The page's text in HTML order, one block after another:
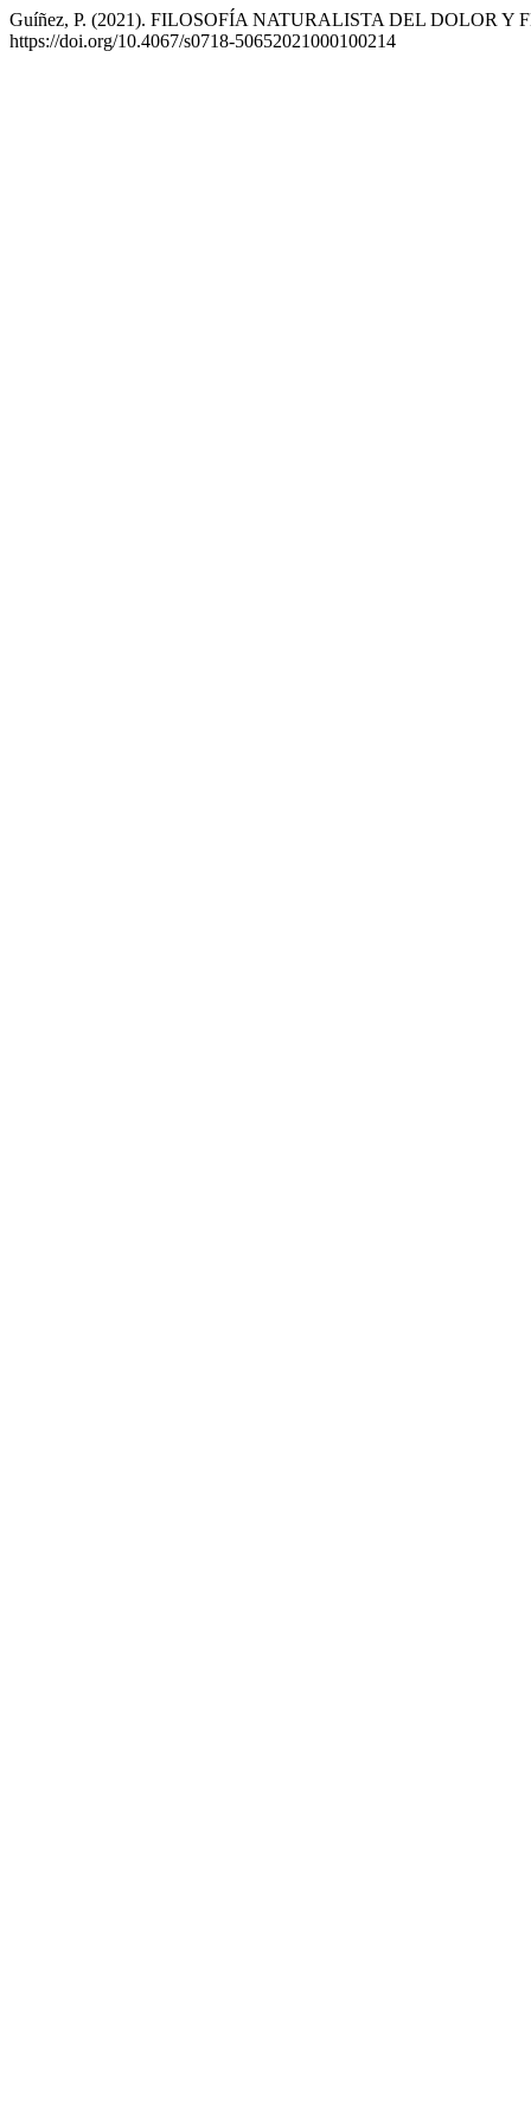
Guíñez, P. (2021). FILOSOFÍA NATURALISTA DEL DOLOR
https://doi.org/10.4067/s0718-50652021000100214